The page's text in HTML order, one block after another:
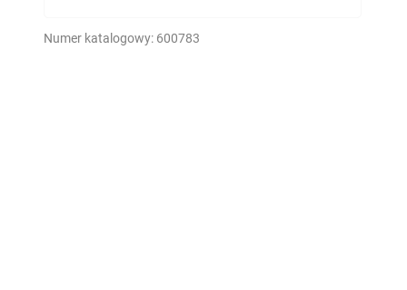
Numer katalogowy: 600783